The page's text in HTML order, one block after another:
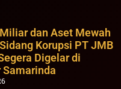
dan Aset Mewah
Korupsi PT JMB
Digelar di